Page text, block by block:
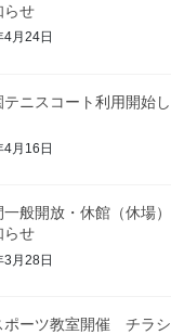
らせ
月24日
ニスコート利用開始し
月16日
一般開放・休館（休場）
らせ
月28日
ポーツ教室開催 チラシ